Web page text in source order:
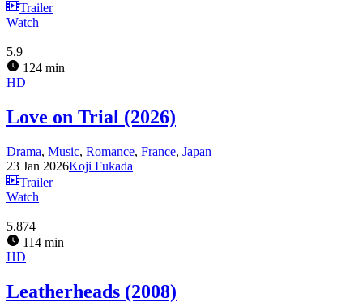
Trailer
Watch
5.9
124 min
HD
Love on Trial (2026)
Drama, Music, Romance, France, Japan
23 Jan 2026Koji Fukada
Trailer
Watch
5.874
114 min
HD
Leatherheads (2008)